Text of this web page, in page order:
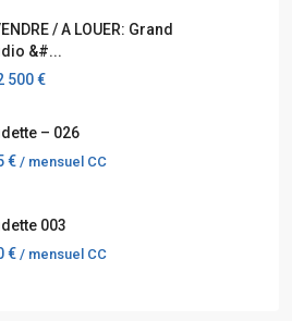
/ A LOUER: Grand
&#...
500 €
– 026
€/ mensuel CC
003
€/ mensuel CC